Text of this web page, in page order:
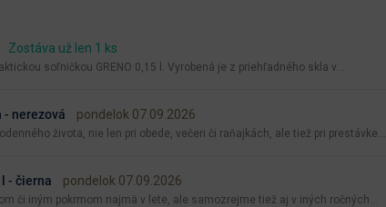
Zostáva už len 1 ks
soľničkou GRENO 0,15 l. Vyrobená je z priehľadného skla v...
- nerezová pondelok 07.09.2026
života, nie len pri obede, večeri či raňajkách, ale tiež pri prestávke...
- čierna pondelok 07.09.2026
či iným pokrmom najmä v lete, ale samozrejme tiež aj v iných ročných...